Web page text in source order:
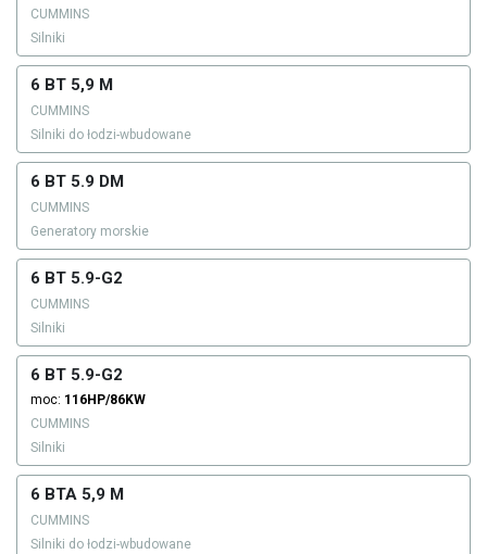
CUMMINS
Silniki
6 BT 5,9 M
CUMMINS
Silniki do łodzi-wbudowane
6 BT 5.9 DM
CUMMINS
Generatory morskie
6 BT 5.9-G2
CUMMINS
Silniki
6 BT 5.9-G2
moc: 116HP/86KW
CUMMINS
Silniki
6 BTA 5,9 M
CUMMINS
Silniki do łodzi-wbudowane